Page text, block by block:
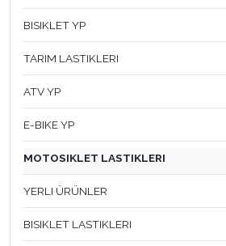
BISIKLET YP
TARIM LASTIKLERI
ATV YP
E-BIKE YP
MOTOSIKLET LASTIKLERI
YERLI ÜRÜNLER
BISIKLET LASTIKLERI